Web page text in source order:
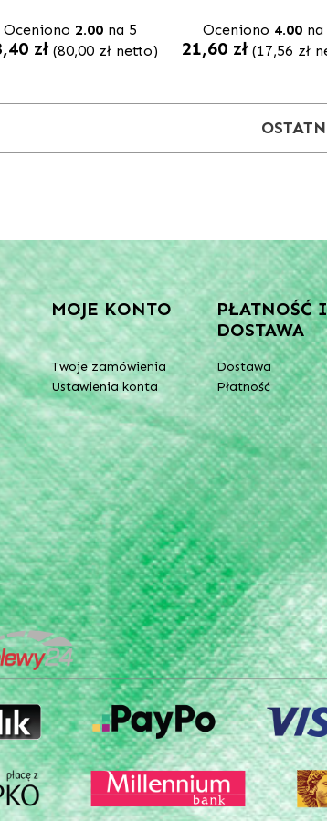
Oceniono 2.00 na 5
zł (80,00 zł netto)
Oceniono 4.00 na
21,60 zł (17,56 zł
MOJE KONTO
Twoje zamówienia
Ustawienia konta
PŁATNOŚĆ I
DOSTAWA
Dostawa
Płatność